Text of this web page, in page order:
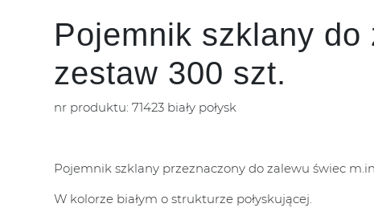
Pojemnik szklany do
zestaw 300 szt.
nr produktu: 71423 biały połysk
Pojemnik szklany przeznaczony do zalewu świec
W kolorze białym o strukturze połyskującej.